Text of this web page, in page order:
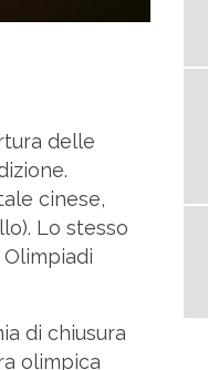
delle
cinese,
Lo stesso
di chiusura
olimpica